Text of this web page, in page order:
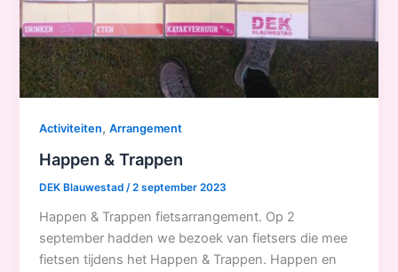
Activiteiten,Arrangement
Happen & Trappen
DEK Blauwestad/2 september 2023
Happen & Trappen fietsarrangement. Op 2
september hadden we bezoek van fietsers die mee
fietsen tijdens het Happen & Trappen. Happen en